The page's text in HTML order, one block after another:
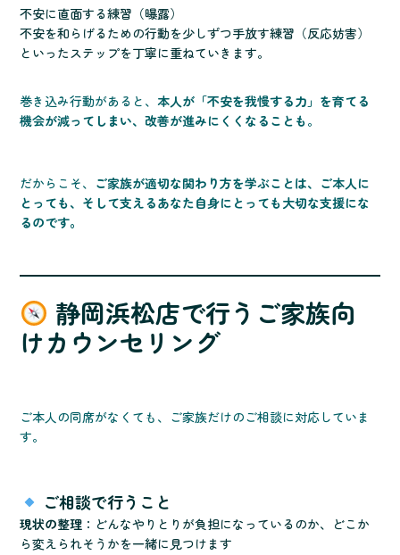
不安に直面する練習（曝露）
不安を和らげるための行動を少しずつ手放す練習（反応妨害）
といったステップを丁寧に重ねていきます。
巻き込み行動があると、本人が「不安を我慢する力」を育てる
機会が減ってしまい、改善が進みにくくなることも。
だからこそ、 ご家族が適切な関わり方を学ぶことは、ご本人に
とっても、そして支えるあなた自身にとっても大切な支援にな
るのです。
静岡浜松店で行うご家族向
けカウンセリング
ご本人の同席がなくても、ご家族だけのご相談に対応していま
す。
ご相談で行うこと
現状の整理 ：どんなやりとりが負担になっているのか、どこか
ら変えられそうかを一緒に見つけます